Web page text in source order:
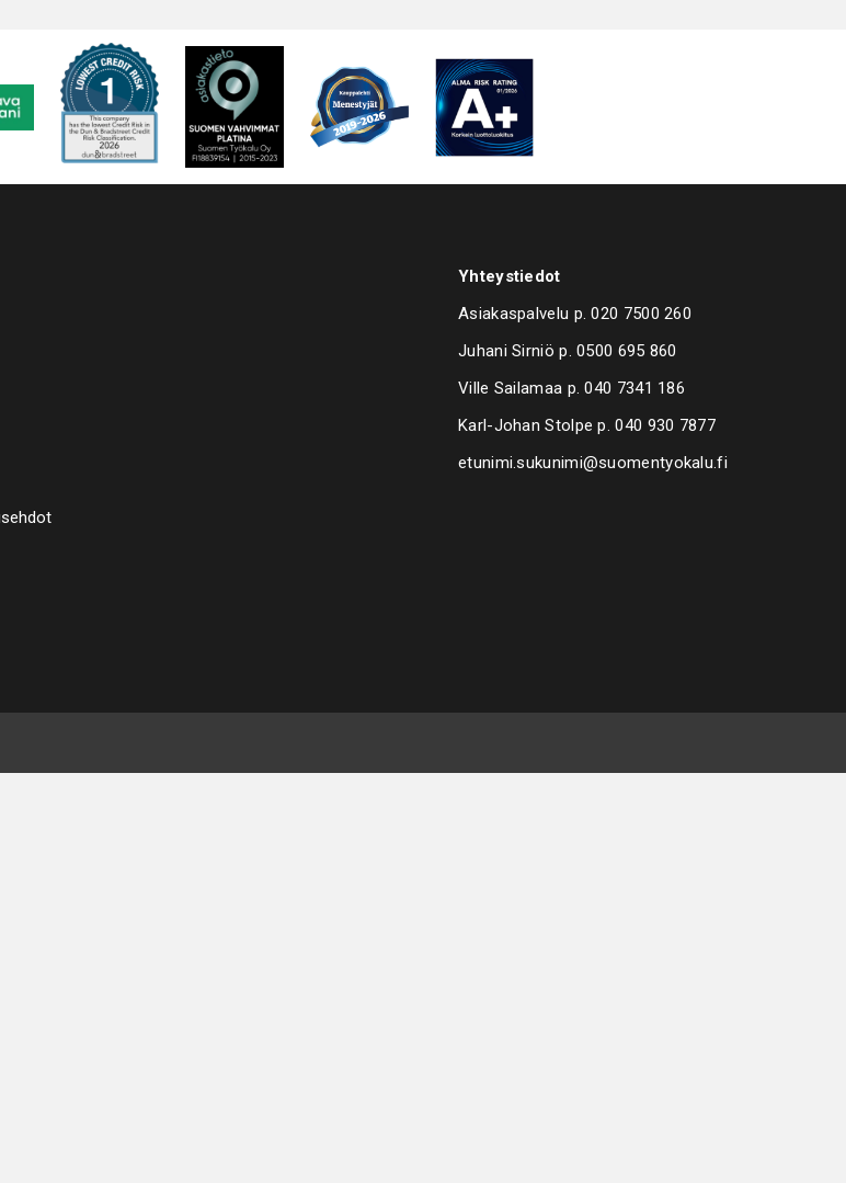
Yhteystiedot
Asiakaspalvelu p.020 7500 260
Juhani Sirniö p.0500 695 860
Ville Sailamaa p.040 7341 186
Karl-Johan Stolpe p.040 930 7877
etunimi.sukunimi@suomentyokalu.fi